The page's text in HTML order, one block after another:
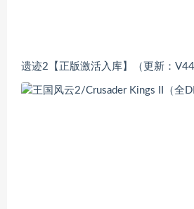
遗迹2【正版激活入库】（更新：